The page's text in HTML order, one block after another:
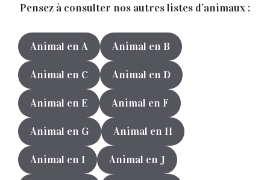
Pensez à consulter nos autres listes d’animaux :
Animal en A Animal en B
Animal en C Animal en D
Animal en E Animal en F
Animal en G Animal en H
Animal en I Animal en J